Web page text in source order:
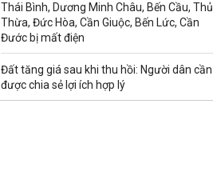
Thái Bình, Dương Minh Châu, Bến Cầu, Thủ
Thừa, Đức Hòa, Cần Giuộc, Bến Lức, Cần
Đước bị mất điện
Đất tăng giá sau khi thu hồi: Người dân cần
được chia sẻ lợi ích hợp lý